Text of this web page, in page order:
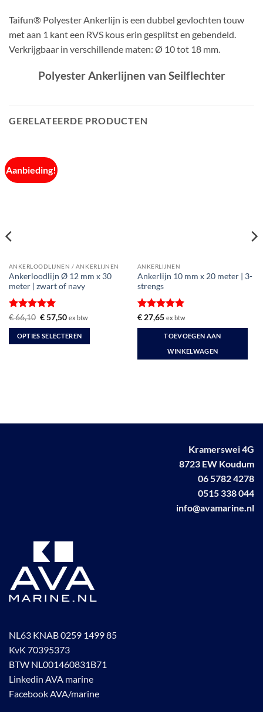
Taifun® Polyester Ankerlijn is een dubbel gevlochten touw
met aan 1 kant een RVS kous erin gesplitst en gebendeld.
Verkrijgbaar in verschillende maten: Ø 10 tot 18 mm.
Polyester Ankerlijnen van Seilflechter
GERELATEERDE PRODUCTEN
Aanbieding!
ANKERLOODLIJNEN / ANKERLIJNEN
Ankerloodlijn Ø 12 mm x 30
meter | zwart of navy
Gewaardeerd
5uit 5
€66,10 Oorspronkelijke
was:
€ 66,10.
€57,50Huidige
is:
€ 57,50.
ex btw
OPTIES SELECTEREN
optie
ANKERLIJNEN
Ankerlijn 10 mm x 20 meter | 3-
strengs
Gewaardeerd
5uit 5
€27,65 ex btw
TOEVOEGEN AAN
WINKELWAGEN
Kramerswei 4G
8723 EW Koudum
06 5782 4278
0515 338 044
info@avamarine.nl
NL63 KNAB 0259 1499 85
KvK 70395373
BTW NL001460831B71
Linkedin AVA marine
Facebook AVA/marine